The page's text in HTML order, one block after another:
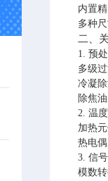
内置
多种
二、
1. 预
多级
冷凝
除焦
2. 温
加热
热电
3. 信
模数